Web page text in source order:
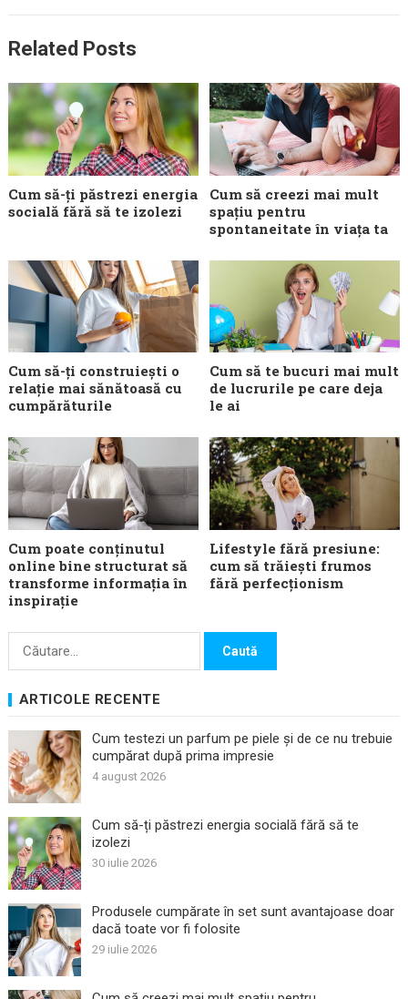
Related Posts
Cum să-ți păstrezi energia
socială fără să te izolezi
Cum să creezi mai mult
spațiu pentru
spontaneitate în viața ta
Cum să-ți construiești o
relație mai sănătoasă cu
cumpărăturile
Cum să te bucuri mai mult
de lucrurile pe care deja
le ai
Cum poate conținutul
online bine structurat să
transforme informația în
inspirație
Lifestyle fără presiune:
cum să trăiești frumos
fără perfecționism
Caută
ARTICOLE RECENTE
Cum testezi un parfum pe piele și de ce nu trebuie
cumpărat după prima impresie
4 august 2026
Cum să-ți păstrezi energia socială fără să te
izolezi
30 iulie 2026
Produsele cumpărate în set sunt avantajoase doar
dacă toate vor fi folosite
29 iulie 2026